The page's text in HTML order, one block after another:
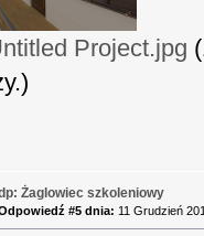
Project.jpg
Żaglowiec szkoleniowy
#5 dnia: 11 Grudzień